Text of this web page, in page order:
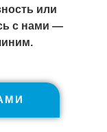
или
с нами —